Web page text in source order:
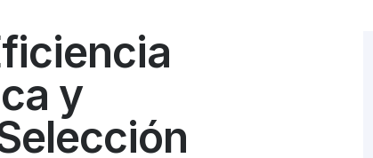
y